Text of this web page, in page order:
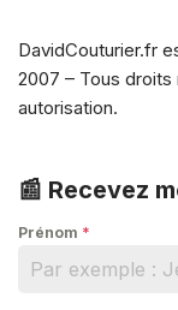
DavidCouturier.fr
2007 – Tous
autorisation.
📰 Recevez
Prénom *